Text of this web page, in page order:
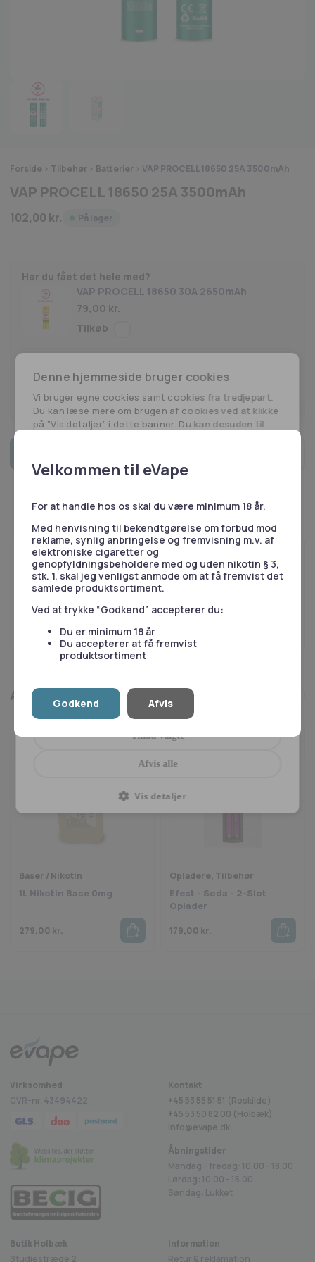
Velkommen til eVape
For at handle hos os skal du være minimum 18 år.
Med henvisning til bekendtgørelse om forbud mod
reklame, synlig anbringelse og fremvisning m.v. af
elektroniske cigaretter og
genopfyldningsbeholdere med og uden nikotin § 3,
stk. 1, skal jeg venligst anmode om at få fremvist det
samlede produktsortiment.
Ved at trykke “Godkend” accepterer du:
Du er minimum 18 år
Du accepterer at få fremvist
produktsortiment
Godkend Afvis
Forside > Tilbehør > Batterier > VAP PROCELL 18650 25A 3500mAh
VAP PROCELL 18650 25A 3500mAh
102,00 kr.
Har du fået det hele med?
VAP PROCELL 18650 30A 2650mAh
79,00 kr.
99,00kr.
25A
3500mAh
antal
Brug for hjælp?
Vores kundeservice er klar til at besvare dine spørgsmål på
telefon eller email.
53 55 51 51
Skriv til os
Andre kiggede også på
Baser / Nikotin
1L Nikotin Base 0mg
279,00 kr.
Opladere, Tilbehør
Efest - Soda - 2-Slot
Oplader
179,00 kr.
Virksomhed
CVR-nr. 43494422
Kontakt
+45 53 55 51 51 (Roskilde)
+45 53 50 82 00 (Holbæk)
info@evape.dk
Åbningstider
Mandag - fredag: 10.00 - 18.00
Lørdag: 10.00 - 15.00
Søndag: Lukket
Butik Holbæk
Studiestræde 2
Information
Retur & reklamation
Denne hjemmeside bruger cookies
Vi bruger egne cookies samt cookies fra tredjepart.
Du kan læse mere om brugen af cookies ved at klikke
på ”Vis detaljer” i dette banner. Du kan desuden til
af siden.
Herudover bruger vi også cookies til at indsamle
effektiviteten af vores annoncering. For mere
Responsibility Site .
Nødvendige Statistik
Marketing
Tillad valgte
Tillad alle
Afvis alle
Vis detaljer